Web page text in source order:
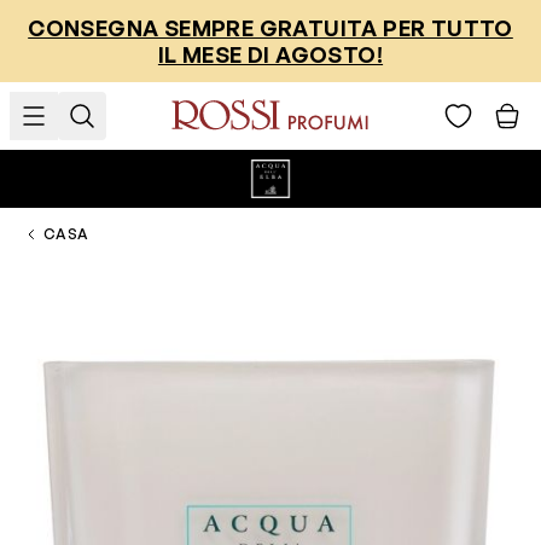
CONSEGNA SEMPRE GRATUITA PER TUTTO
IL MESE DI AGOSTO!
CASA